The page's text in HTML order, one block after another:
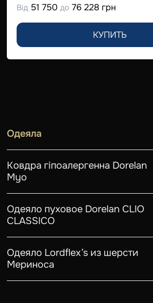
Від 51 750 до 76 228 грн
КУПИТЬ
Одеяла
Ковдра гіпоалергенна Dorelan
Myo
Одеяло пуховое Dorelan CLIO
CLASSICO
Одеяло Lordflex’s из шерсти
Мериноса